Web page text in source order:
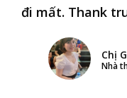
đi mất. Thank
Chị
Nhà